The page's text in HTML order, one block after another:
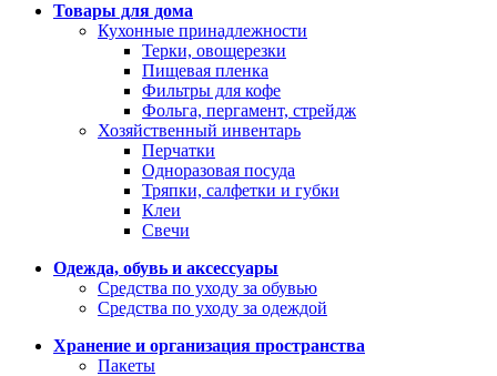
Товары для дома
Кухонные принадлежности
Терки, овощерезки
Пищевая пленка
Фильтры для кофе
Фольга, пергамент, стрейдж
Хозяйственный инвентарь
Перчатки
Одноразовая посуда
Тряпки, салфетки и губки
Клеи
Свечи
Одежда, обувь и аксессуары
Средства по уходу за обувью
Средства по уходу за одеждой
Хранение и организация пространства
Пакеты